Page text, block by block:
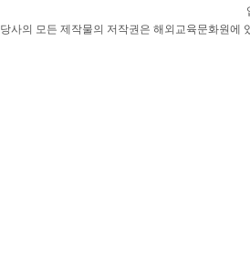
당사의 모든 제작물의 저작권은 해외교육문화원에